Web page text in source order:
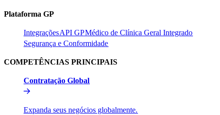
Plataforma GP​​
Integrações​​API GP​​Médico de Clínica Geral Integrado​​
Segurança e Conformidade​​
COMPETÊNCIAS PRINCIPAIS​​
Contratação Global​​
Expanda seus negócios globalmente.​​